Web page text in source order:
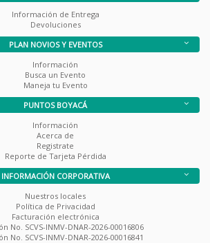
Información de Entrega
Devoluciones
PLAN NOVIOS Y EVENTOS
Información
Busca un Evento
Maneja tu Evento
PUNTOS BOYACÁ
Información
Acerca de
Registrate
Reporte de Tarjeta Pérdida
INFORMACIÓN CORPORATIVA
Nuestros locales
Política de Privacidad
Facturación electrónica
No. SCVS-INMV-DNAR-2026-00016806
No. SCVS-INMV-DNAR-2026-00016841